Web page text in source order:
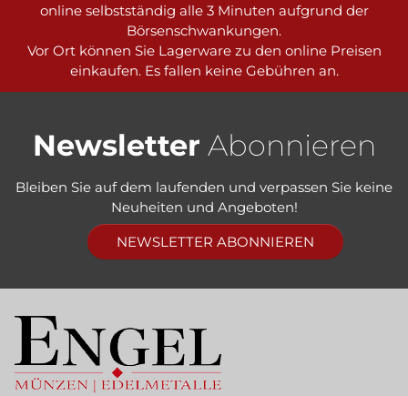
online selbstständig alle 3 Minuten aufgrund der
Börsenschwankungen.
Vor Ort können Sie Lagerware zu den online Preisen
einkaufen. Es fallen keine Gebühren an.
Newsletter Abonnieren
Bleiben Sie auf dem laufenden und verpassen Sie keine
Neuheiten und Angeboten!
NEWSLETTER ABONNIEREN